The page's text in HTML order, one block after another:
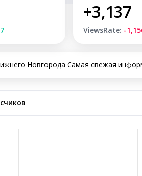
+3,137
ViewsRate: -
Новгорода Самая свежая